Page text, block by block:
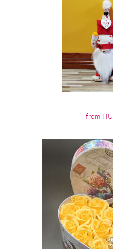
from